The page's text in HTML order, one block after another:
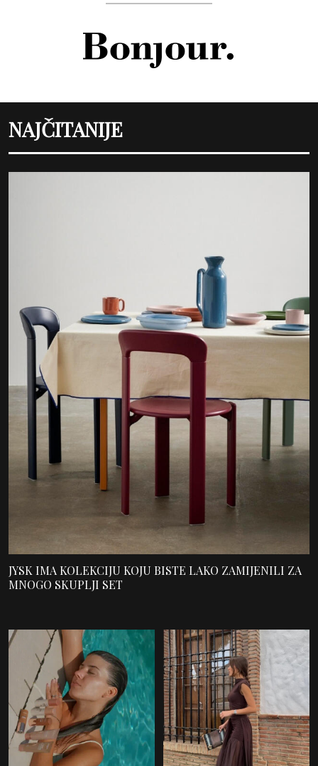
NAJČITANIJE
JYSK IMA KOLEKCIJU KOJU BISTE LAKO ZAMIJENILI ZA
MNOGO SKUPLJI SET